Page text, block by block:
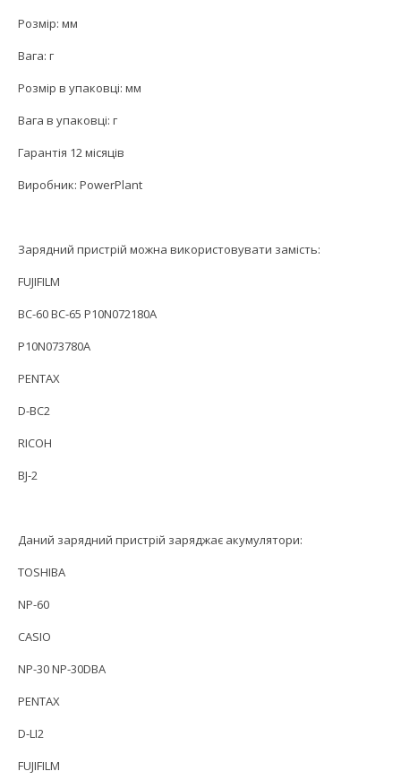
Розмір: мм
Вага: г
Розмір в упаковці: мм
Вага в упаковці: г
Гарантія 12 місяців
Виробник: PowerPlant
Зарядний пристрій можна використовувати замість:
FUJIFILM
BC-60 BC-65 P10N072180A
P10N073780A
PENTAX
D-BC2
RICOH
BJ-2
Даний зарядний пристрій заряджає акумулятори:
TOSHIBA
NP-60
CASIO
NP-30 NP-30DBA
PENTAX
D-LI2
FUJIFILM